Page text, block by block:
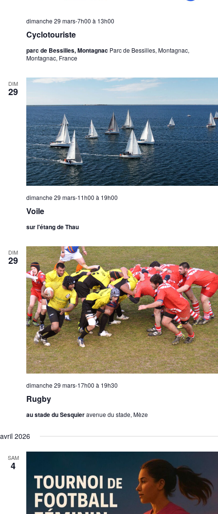
Cyclotouriste
dimanche 29 mars-7h00 à 13h00
parc de Bessilles, Montagnac Parc de Bessilles, Montagnac,
Montagnac, France
DIM
29
Voile
dimanche 29 mars-11h00 à 19h00
sur l'étang de Thau
DIM
29
Rugby
dimanche 29 mars-17h00 à 19h30
au stade du Sesquieravenue du stade, Mèze
avril 2026
SAM
4